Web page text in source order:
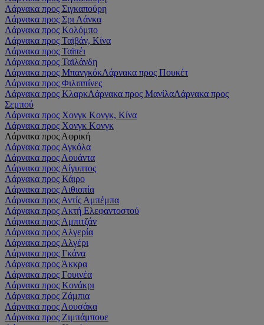
Λάρνακα προς Σιγκαπούρη
Λάρνακα προς Σρι Λάνκα
Λάρνακα προς Κολόμπο
Λάρνακα προς Ταϊβάν, Κίνα
Λάρνακα προς Ταϊπέι
Λάρνακα προς Ταϊλάνδη
Λάρνακα προς ΜπανγκόκΛάρνακα προς Πουκέτ
Λάρνακα προς Φιλιππίνες
Λάρνακα προς ΚλαρκΛάρνακα προς ΜανίλαΛάρνακα προς
Σεμπού
Λάρνακα προς Χονγκ Κονγκ, Κίνα
Λάρνακα προς Χονγκ Κονγκ
Λάρνακα προς Αφρική
Λάρνακα προς Αγκόλα
Λάρνακα προς Λουάντα
Λάρνακα προς Αίγυπτος
Λάρνακα προς Κάιρο
Λάρνακα προς Αιθιοπία
Λάρνακα προς Αντίς Αμπέμπα
Λάρνακα προς Ακτή Ελεφαντοστού
Λάρνακα προς Αμπιτζάν
Λάρνακα προς Αλγερία
Λάρνακα προς Αλγέρι
Λάρνακα προς Γκάνα
Λάρνακα προς Άκκρα
Λάρνακα προς Γουινέα
Λάρνακα προς Κονάκρι
Λάρνακα προς Ζάμπια
Λάρνακα προς Λουσάκα
Λάρνακα προς Ζιμπάμπουε